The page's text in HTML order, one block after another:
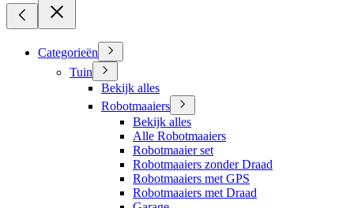
Categorieën
Tuin
Bekijk alles
Robotmaaiers
Bekijk alles
Alle Robotmaaiers
Robotmaaier set
Robotmaaiers zonder Draad
Robotmaaiers met GPS
Robotmaaiers met Draad